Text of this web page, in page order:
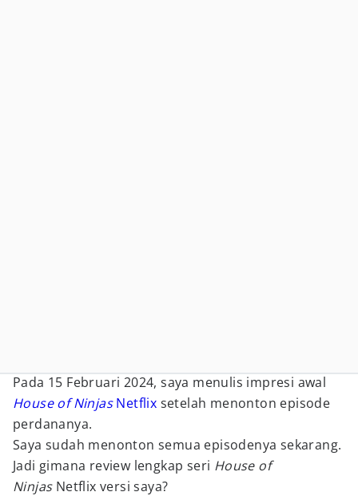
Pada 15 Februari 2024, saya menulis impresi awal
House of Ninjas Netflix setelah menonton episode
perdananya.
Saya sudah menonton semua episodenya sekarang.
Jadi gimana review lengkap seri House of
Ninjas Netflix versi saya?